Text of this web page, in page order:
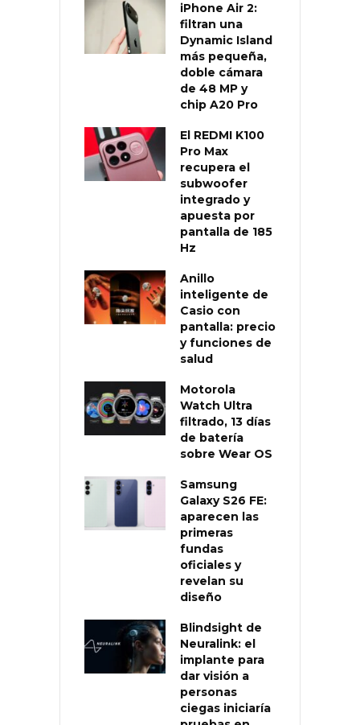
iPhone Air 2:
filtran una
Dynamic Island
más pequeña,
doble cámara
de 48 MP y
chip A20 Pro
El REDMI K100
Pro Max
recupera el
subwoofer
integrado y
apuesta por
pantalla de 185
Hz
Anillo
inteligente de
Casio con
pantalla: precio
y funciones de
salud
Motorola
Watch Ultra
filtrado, 13 días
de batería
sobre Wear OS
Samsung
Galaxy S26 FE:
aparecen las
primeras
fundas
oficiales y
revelan su
diseño
Blindsight de
Neuralink: el
implante para
dar visión a
personas
ciegas iniciaría